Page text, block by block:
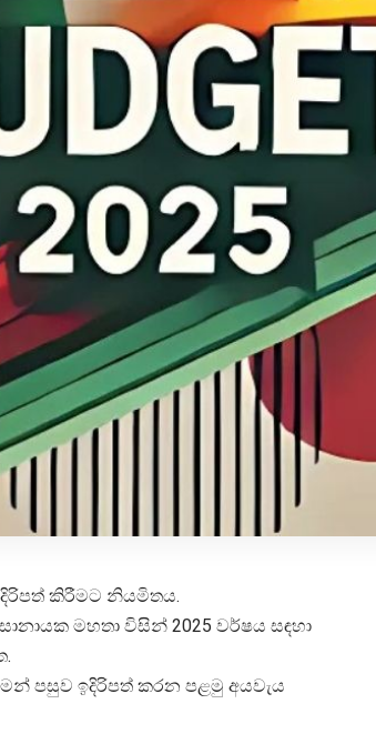
කිරීමට නියමිතය.
මහතා විසින් 2025 වර්ෂය සඳහා
පසුව ඉදිරිපත් කරන පළමු අයවැය